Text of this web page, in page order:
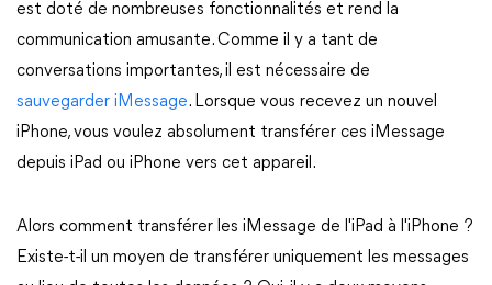
est doté de nombreuses fonctionnalités et rend la
communication amusante. Comme il y a tant de
conversations importantes, il est nécessaire de
sauvegarder iMessage. Lorsque vous recevez un nouvel
iPhone, vous voulez absolument transférer ces iMessage
depuis iPad ou iPhone vers cet appareil.
Alors comment transférer les iMessage de l'iPad à l'iPhone ?
Existe-t-il un moyen de transférer uniquement les messages